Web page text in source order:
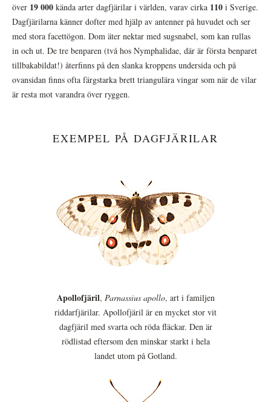
över 19 000 kända arter dagfjärilar i världen, varav cirka 110 i Sverige.
Dagfjärilarna känner dofter med hjälp av antenner på huvudet och ser
med stora facettögon. Dom äter nektar med sugsnabel, som kan rullas
in och ut. De tre benparen (två hos Nymphalidae, där är första benparet
tillbakabildat!) återfinns på den slanka kroppens undersida och på
ovansidan finns ofta färgstarka brett triangulära vingar som när de vilar
är resta mot varandra över ryggen.
EXEMPEL PÅ DAGFJÄRILAR
Apollofjäril, Parnassius apollo, art i familjen
riddarfjärilar. Apollofjäril är en mycket stor vit
dagfjäril med svarta och röda fläckar. Den är
rödlistad eftersom den minskar starkt i hela
landet utom på Gotland.